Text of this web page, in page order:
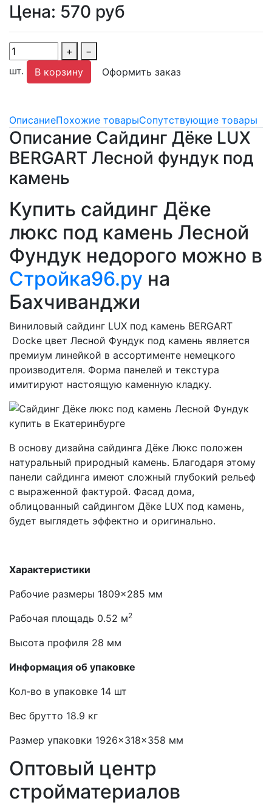
Цена: 570 руб
+
−
шт.
В корзину Оформить заказ
ОписаниеПохожие товарыСопутствующие товары
Описание Сайдинг Дёке LUX
BERGART Лесной фундук под
камень
Купить сайдинг Дёке
люкс под камень Лесной
Фундук недорого можно в
Стройка96.ру на
Бахчиванджи
Виниловый сайдинг LUX под камень BERGART
Docke цвет Лесной Фундук под камень является
премиум линейкой в ассортименте немецкого
производителя. Форма панелей и текстура
имитируют настоящую каменную кладку.
В основу дизайна сайдинга Дёке Люкс положен
натуральный природный камень. Благодаря этому
панели сайдинга имеют сложный глубокий рельеф
с выраженной фактурой. Фасад дома,
облицованный сайдингом Дёке LUX под камень,
будет выглядеть эффектно и оригинально.
Характеристики
Рабочие размеры 1809×285 мм
Рабочая площадь 0.52 м2
Высота профиля 28 мм
Информация об упаковке
Кол-во в упаковке 14 шт
Вес брутто 18.9 кг
Размер упаковки 1926×318×358 мм
Оптовый центр
стройматериалов